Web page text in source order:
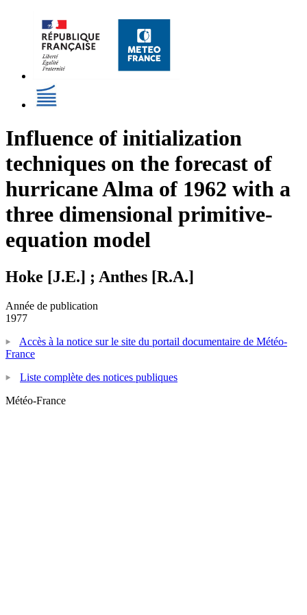
Influence of initialization
techniques on the forecast of
hurricane Alma of 1962 with a
three dimensional primitive-
equation model
Hoke [J.E.] ; Anthes [R.A.]
Année de publication
1977
Accès à la notice sur le site du portail documentaire de Météo-
France
Liste complète des notices publiques
Météo-France